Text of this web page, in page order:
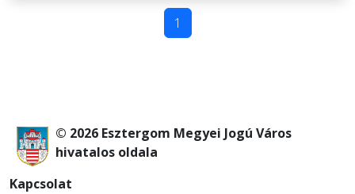
1
© 2026 Esztergom Megyei Jogú Város
hivatalos oldala
Kapcsolat